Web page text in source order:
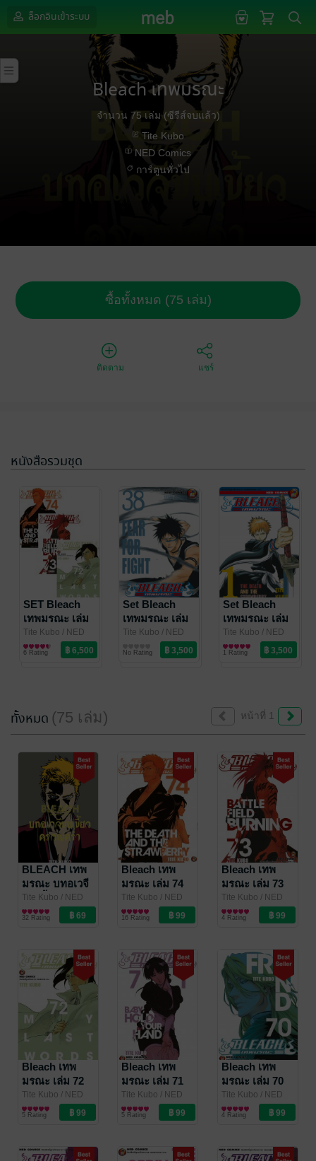
ล็อกอินเข้าระบบ
Bleach เทพมรณะ
จำนวน 75 เล่ม (ซีรีส์จบแล้ว)
Tite Kubo
NED Comics
การ์ตูนทั่วไป
ซื้อทั้งหมด (75 เล่ม)
ติดตาม แชร์
หนังสือรวมชุด
SET Bleach
เทพมรณะ เล่ม
1-74 (จบ)
Tite Kubo / NED
Comics
การ์ตูนทั่วไป
6 Rating
Set Bleach
เทพมรณะ เล่ม
38 - 74
Tite Kubo / NED
การ์ตูนทั่วไป
No Rating
Set Bleach
เทพมรณะ เล่ม
1-37
Tite Kubo / NED
Comics
การ์ตูนทั่วไป
1 Rating
ทั้งหมด (75 เล่ม) หน้าที่ 1
BLEACH เทพ
มรณะ บทอเวจี
ขบเขี้ยวครวญ
คร่ำ
Tite Kubo / NED
Comics
การ์ตูนทั่วไป
32 Rating
Bleach เทพ
มรณะ เล่ม 74
(จบ)
Tite Kubo / NED
Comics
การ์ตูนทั่วไป
16 Rating
Bleach เทพ
มรณะ เล่ม 73
Tite Kubo / NED
Comics
การ์ตูนทั่วไป
4 Rating
Bleach เทพ
มรณะ เล่ม 72
Tite Kubo / NED
Comics
การ์ตูนทั่วไป
5 Rating
Bleach เทพ
มรณะ เล่ม 71
Tite Kubo / NED
Comics
การ์ตูนทั่วไป
5 Rating
Bleach เทพ
มรณะ เล่ม 70
Tite Kubo / NED
Comics
การ์ตูนทั่วไป
4 Rating